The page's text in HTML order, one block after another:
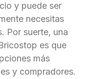
y puede ser
necesitas
Por suerte, una
es que
más
y compradores.